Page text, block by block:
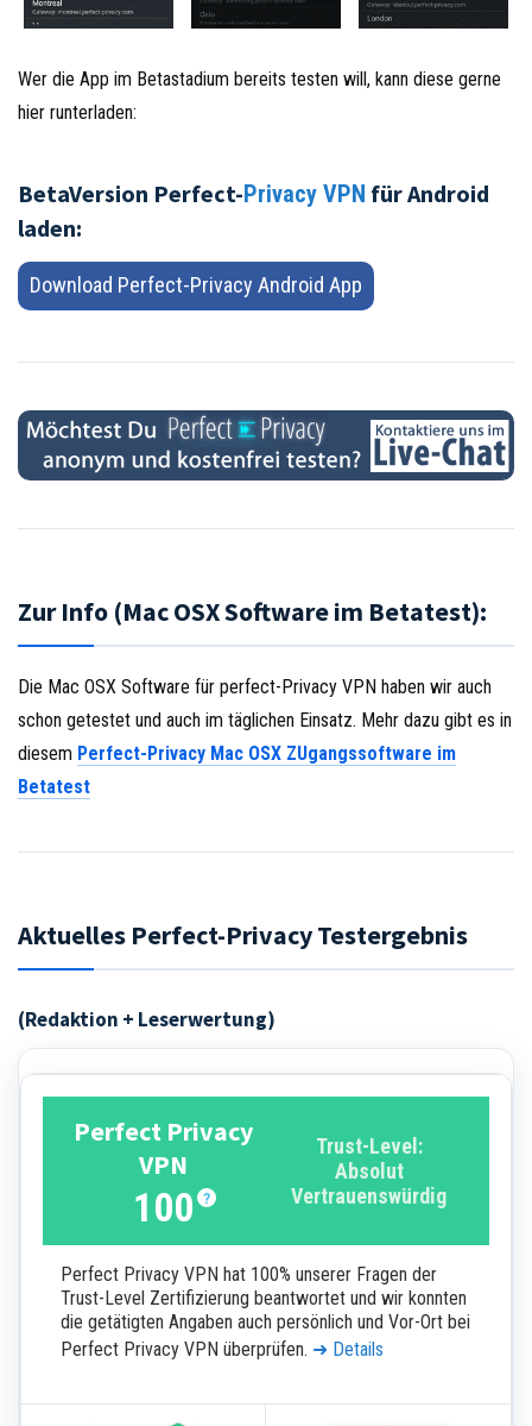
Wer die App im Betastadium bereits testen will, kann diese gerne
hier runterladen:
BetaVersion Perfect-Privacy VPN für Android
laden:
Download Perfect-Privacy Android App
Zur Info (Mac OSX Software im Betatest):
Die Mac OSX Software für perfect-Privacy VPN haben wir auch
schon getestet und auch im täglichen Einsatz. Mehr dazu gibt es in
diesem Perfect-Privacy Mac OSX ZUgangssoftware im
Betatest
Aktuelles Perfect-Privacy Testergebnis
(Redaktion + Leserwertung)
Perfect Privacy
VPN
100 ?
Trust-Level:
Absolut
Vertrauenswürdig
Perfect Privacy VPN hat 100% unserer Fragen der
Trust-Level Zertifizierung beantwortet und wir konnten
die getätigten Angaben auch persönlich und Vor-Ort bei
Perfect Privacy VPN überprüfen. ➜ Details